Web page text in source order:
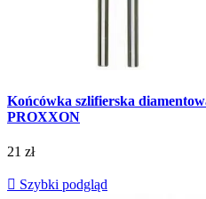
Końcówka szlifierska
PROXXON
21 zł
 Szybki podgląd